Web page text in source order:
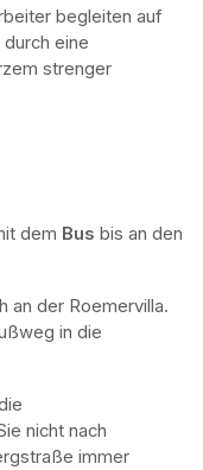
begleiten auf
eine
strenger
dem Bus bis an den
an der Roemervilla.
in die
nicht nach
immer